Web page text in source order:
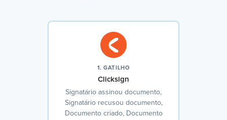
1. GATILHO
Clicksign
Signatário assinou documento,
Signatário recusou documento,
Documento criado, Documento